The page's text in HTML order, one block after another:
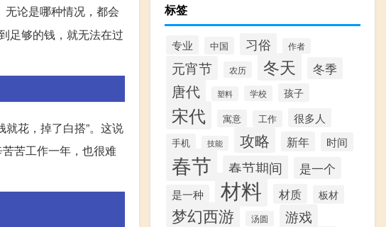
无论是哪种情况，都会
足够的钱，就无法在过
花，掉了白搭”。这说
苦工作一年，也很难
标签
专业 中国 习俗 作者
元宵节 农历 冬天 冬季
唐代 塑料 学校 孩子
宋代 寓意 工作 很多人
手机 技能 攻略 新年 时间
春节 春节期间 是一个
是一种 材料 材质 板材
梦幻西游 汤圆 游戏